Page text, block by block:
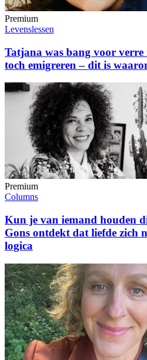
Premium
Levenslessen
Tatjana was bang voor
toch emigreren – dit is
Premium
Columns
Kun je van iemand houden
Gons ontdekt dat liefde zich
logica